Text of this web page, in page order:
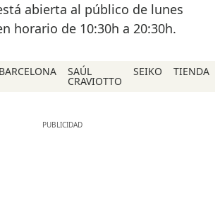
abierta al público de lunes
horario de 10:30h a 20:30h.
BARCELONA SAÚL
CRAVIOTTO
SEIKO TIENDA